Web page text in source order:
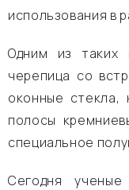
использования в
Одним из таких
черепица со
оконные стекла,
полосы
специальное
Сегодня